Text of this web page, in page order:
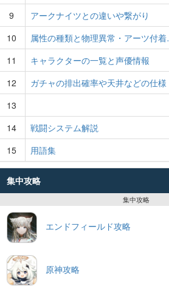
9
アークナイツとの違いや繋がり
10
属性の種類と物理異常・アーツ付
11
キャラクターの一覧と声優情報
12
ガチャの排出確率や天井などの仕様
13
14
戦闘システム解説
15
用語集
集中攻略
集中攻略
エンドフィールド攻略
原神攻略